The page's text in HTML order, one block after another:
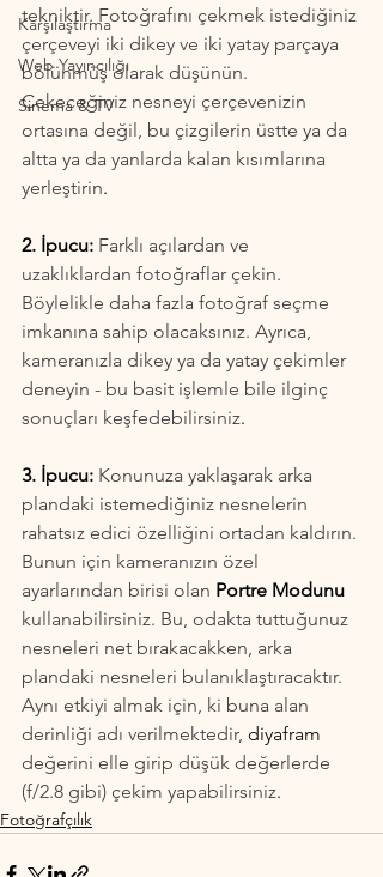
Karşılaştırma
Web Yayıncılığı
Sinema & TV
tekniktir. Fotoğrafını çekmek istediğiniz
çerçeveyi iki dikey ve iki yatay parçaya
bölünmüş olarak düşünün.
Çekeceğiniz nesneyi çerçevenizin
ortasına değil, bu çizgilerin üstte ya da
altta ya da yanlarda kalan kısımlarına
yerleştirin.
2. İpucu: Farklı açılardan ve
uzaklıklardan fotoğraflar çekin.
Böylelikle daha fazla fotoğraf seçme
imkanına sahip olacaksınız. Ayrıca,
kameranızla dikey ya da yatay çekimler
deneyin - bu basit işlemle bile ilginç
sonuçları keşfedebilirsiniz.
3. İpucu: Konunuza yaklaşarak arka
plandaki istemediğiniz nesnelerin
rahatsız edici özelliğini ortadan kaldırın.
Bunun için kameranızın özel
ayarlarından birisi olan Portre Modunu
kullanabilirsiniz. Bu, odakta tuttuğunuz
nesneleri net bırakacakken, arka
plandaki nesneleri bulanıklaştıracaktır.
Aynı etkiyi almak için, ki buna alan
derinliği adı verilmektedir, diyafram
değerini elle girip düşük değerlerde
(f/2.8 gibi) çekim yapabilirsiniz.
Fotoğrafçılık